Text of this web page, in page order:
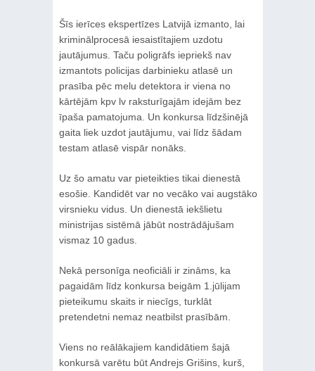
Šīs ierīces ekspertīzes Latvijā izmanto, lai
kriminālprocesā iesaistītajiem uzdotu
jautājumus. Taču poligrāfs iepriekš nav
izmantots policijas darbinieku atlasē un
prasība pēc melu detektora ir viena no
kārtējām kpv lv raksturīgajām idejām bez
īpaša pamatojuma. Un konkursa līdzšinējā
gaita liek uzdot jautājumu, vai līdz šādam
testam atlasē vispār nonāks.
Uz šo amatu var pieteikties tikai dienestā
esošie. Kandidēt var no vecāko vai augstāko
virsnieku vidus. Un dienestā iekšlietu
ministrijas sistēmā jābūt nostrādājušam
vismaz 10 gadus.
Nekā personīga neoficiāli ir zināms, ka
pagaidām līdz konkursa beigām 1.jūlijam
pieteikumu skaits ir niecīgs, turklāt
pretendetni nemaz neatbilst prasībām.
Viens no reālākajiem kandidātiem šajā
konkursā varētu būt Andrejs Grišins, kurš,